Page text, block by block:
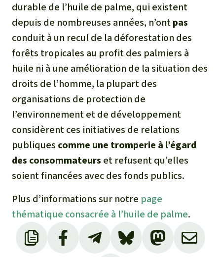
durable de l’huile de palme, qui existent
depuis de nombreuses années, n’ontpas
conduit à un recul de la déforestation des
forêts tropicales au profit des palmiers à
huile ni à une amélioration de la situation des
droits de l’homme, la plupart des
organisations de protection de
l’environnement et de développement
considèrent ces initiatives de relations
publiques comme une tromperie à l’égard
des consommateurs et refusent qu’elles
soient financées avec des fonds publics.
Plus d’informations sur notre page
thématique consacrée à l’huile de palme.